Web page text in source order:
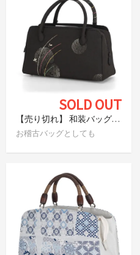
SOLD OUT
【売り切れ】 和装バッグ 水玉に小花
お稽古バッグとしても